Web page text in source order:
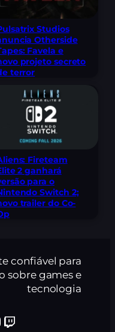
Studios
Otherside
Favela e
projeto secreto
terror
Fireteam
2 ganhará
para o
Switch 2;
trailer do Co-
confiável para
sobre games e
tecnologia
Twitch